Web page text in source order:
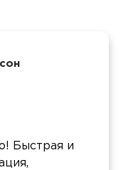
Быстрая и